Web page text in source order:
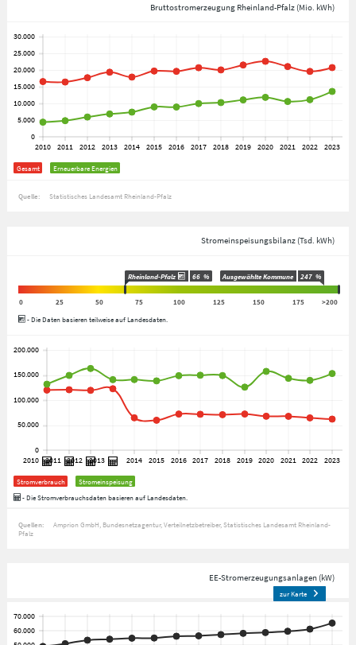
Bruttostromerzeugung Rheinland-Pfalz (Mio. kWh)
Gesamt Erneuerbare Energien
Quelle: Statistisches Landesamt Rheinland-Pfalz
Stromeinspeisungsbilanz (Tsd. kWh)
Ausgewählte Kommune 247 %
Rheinland-Pfalz 66 %
0 25 50 75 100 125 150 175
>200
- Die Daten basieren teilweise auf Landesdaten.
Stromverbrauch
Stromeinspeisung
- Die Stromverbrauchsdaten basieren auf Landesdaten.
Quellen: Amprion GmbH Bundesnetzagentur Verteilnetzbetreiber Statistisches Landesamt Rheinland-
Pfalz
EE-Stromerzeugungsanlagen (kW)
zur Karte